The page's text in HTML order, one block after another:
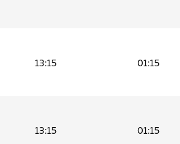
13:15 01:15
13:15 01:15